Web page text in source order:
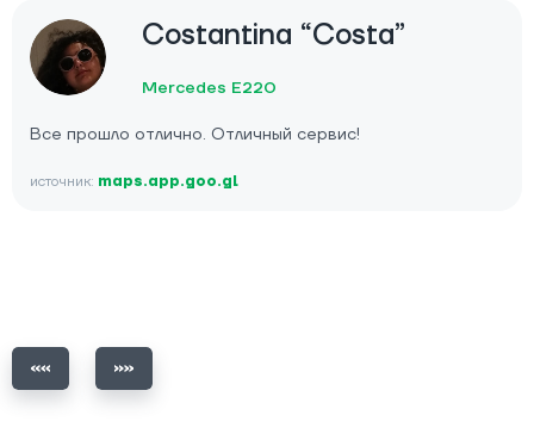
Costantina “Costa”
Mercedes E220
Все прошло отлично. Отличный сервис!
источник: maps.app.goo.gl